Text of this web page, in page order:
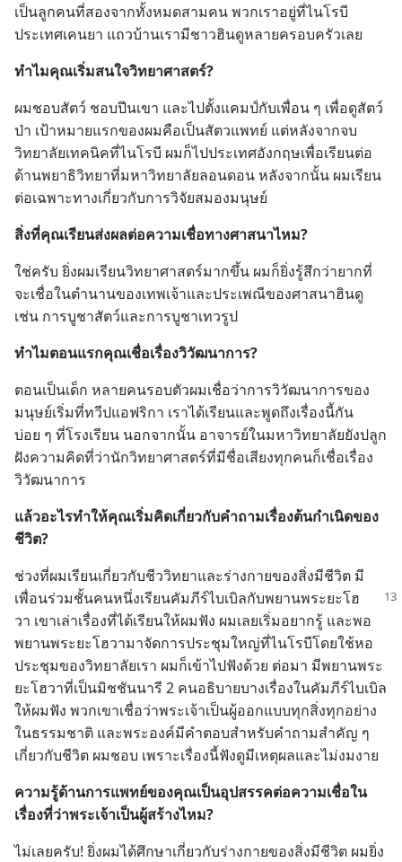
เป็น​ลูก​คน​ที่​สอง​จาก​ทั้ง​หมด​สาม​คน พวก​เรา​อยู่​ที่​ไนโรบี
ประเทศ​เคนยา แถว​บ้าน​เรา​มี​ชาว​ฮินดู​หลาย​ครอบครัว​เลย
ทำไม​คุณ​เริ่ม​สนใจ​วิทยาศาสตร์?
ผม​ชอบ​สัตว์ ชอบ​ปีน​เขา และ​ไป​ตั้ง​แคมป์​กับ​เพื่อน ๆ เพื่อ​ดู​สัตว์​
ป่า เป้าหมาย​แรก​ของ​ผม​คือ​เป็น​สัตวแพทย์ แต่​หลัง​จาก​จบ​
วิทยาลัย​เทคนิค​ที่​ไนโรบี ผม​ก็​ไป​ประเทศ​อังกฤษ​เพื่อ​เรียน​ต่อ​
ด้าน​พยาธิ​วิทยา​ที่​มหาวิทยาลัย​ลอนดอน หลัง​จาก​นั้น ผม​เรียน​
ต่อ​เฉพาะ​ทาง​เกี่ยว​กับ​การ​วิจัย​สมอง​มนุษย์
สิ่ง​ที่​คุณ​เรียน​ส่ง​ผล​ต่อ​ความ​เชื่อ​ทาง​ศาสนา​ไหม?
ใช่​ครับ ยิ่ง​ผม​เรียน​วิทยาศาสตร์​มาก​ขึ้น ผม​ก็​ยิ่ง​รู้สึก​ว่า​ยาก​ที่​
จะ​เชื่อ​ใน​ตำนาน​ของ​เทพเจ้า​และ​ประเพณี​ของ​ศาสนา​ฮินดู
เช่น การ​บูชา​สัตว์​และ​การ​บูชา​เทวรูป
ทำไม​ตอน​แรก​คุณ​เชื่อ​เรื่อง​วิวัฒนาการ?
ตอน​เป็น​เด็ก หลาย​คน​รอบ​ตัว​ผม​เชื่อ​ว่า​การ​วิวัฒนาการ​ของ​
มนุษย์​เริ่ม​ที่​ทวีป​แอฟริกา เรา​ได้​เรียน​และ​พูด​ถึง​เรื่อง​นี้​กัน​
บ่อย ๆ ที่​โรง​เรียน นอก​จาก​นั้น อาจารย์​ใน​มหาวิทยาลัย​ยัง​ปลูก
ฝัง​ความ​คิด​ที่​ว่า​นัก​วิทยาศาสตร์​ที่​มี​ชื่อเสียง​ทุก​คน​ก็​เชื่อ​เรื่อง​
วิวัฒนาการ
แล้ว​อะไร​ทำ​ให้​คุณ​เริ่ม​คิด​เกี่ยว​กับ​คำ​ถาม​เรื่อง​ต้น​กำเนิด​ของ​
ชีวิต?
ช่วง​ที่​ผม​เรียน​เกี่ยว​กับ​ชีววิทยา​และ​ร่าง​กาย​ของ​สิ่ง​มี​ชีวิต มี​
เพื่อน​ร่วม​ชั้น​คน​หนึ่ง​เรียน​คัมภีร์​ไบเบิล​กับ​พยาน​พระ​ยะโฮ
วา เขา​เล่า​เรื่อง​ที่​ได้​เรียน​ให้​ผม​ฟัง ผม​เลย​เริ่ม​อยาก​รู้ และ​พอ​
พยาน​พระ​ยะโฮวา​มา​จัด​การ​ประชุม​ใหญ่​ที่​ไนโรบี​โดย​ใช้​หอ​
ประชุม​ของ​วิทยาลัย​เรา ผม​ก็​เข้า​ไป​ฟัง​ด้วย ต่อ​มา มี​พยาน​พระ​
ยะโฮวา​ที่​เป็น​มิชชันนารี 2 คน​อธิบาย​บาง​เรื่อง​ใน​คัมภีร์​ไบเบิล​
ให้​ผม​ฟัง พวก​เขา​เชื่อ​ว่า​พระเจ้า​เป็น​ผู้​ออก​แบบ​ทุก​สิ่ง​ทุก​อย่าง​
ใน​ธรรมชาติ และ​พระองค์​มี​คำ​ตอบ​สำหรับ​คำ​ถาม​สำคัญ ๆ
เกี่ยว​กับ​ชีวิต ผม​ชอบ เพราะ​เรื่อง​นี้​ฟัง​ดู​มี​เหตุ​ผล​และ​ไม่​งมงาย
ความ​รู้​ด้าน​การ​แพทย์​ของ​คุณ​เป็น​อุปสรรค​ต่อ​ความ​เชื่อ​ใน​
เรื่อง​ที่​ว่า​พระเจ้า​เป็น​ผู้​สร้าง​ไหม?
ไม่​เลย​ครับ! ยิ่ง​ผม​ได้​ศึกษา​เกี่ยว​กับ​ร่าง​กาย​ของ​สิ่ง​มี​ชีวิต ผม​ยิ่ง​